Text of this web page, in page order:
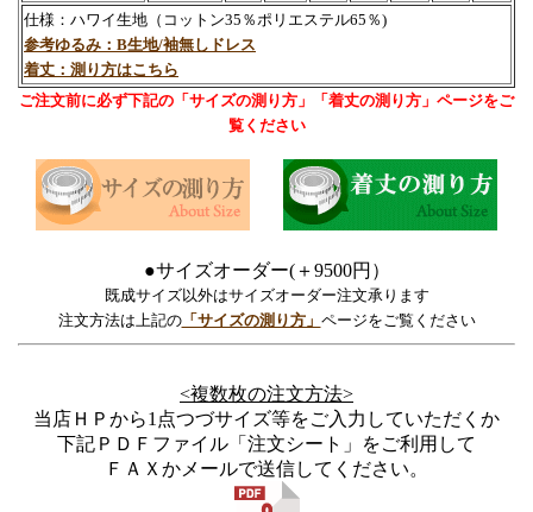
仕様：ハワイ生地（コットン35％ポリエステル65％)
参考ゆるみ：B生地/袖無しドレス
着丈：測り方はこちら
ご注文前に必ず下記の「サイズの測り方」「着丈の測り方」ページをご
覧ください
●サイズオーダー(＋9500円）
既成サイズ以外はサイズオーダー注文承ります
注文方法は上記の「サイズの測り方」 ページをご覧ください
<複数枚の注文方法>
当店ＨＰから1点つづサイズ等をご入力していただくか
下記ＰＤＦファイル「注文シート」をご利用して
ＦＡＸかメールで送信してください。